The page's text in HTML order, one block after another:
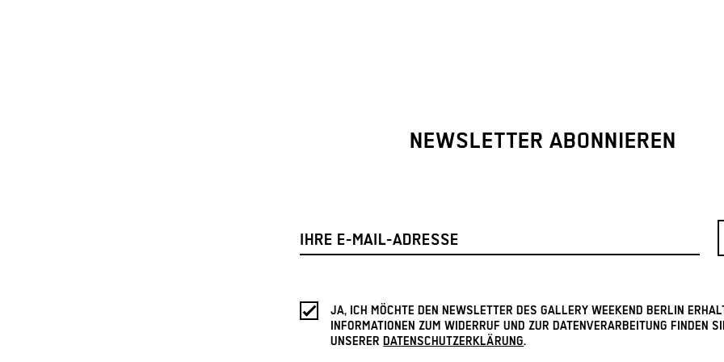
NEWSLETTER ABONNIEREN
JA, ICH MÖCHTE DEN NEWSLETTER DES GALLERY WEEKEND BERLIN
INFORMATIONEN ZUM WIDERRUF UND ZUR DATENVERARBEITUNG FINDEN
UNSERER DATENSCHUTZERKLÄRUNG.